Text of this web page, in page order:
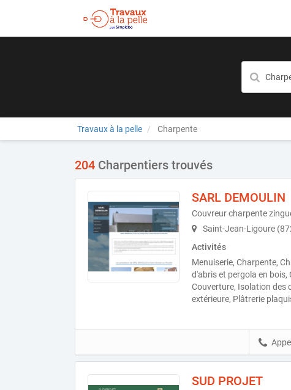
Travaux à la pelle Charpente
204 Charpentiers trouvés
SARL DEMOULIN
Couvreur charpente
Saint-Jean-Ligoure
Activités
Menuiserie, Charpente,
d'abris et pergola en
Couverture, Isolation des
extérieure, Plâtrerie
SUD PROJET